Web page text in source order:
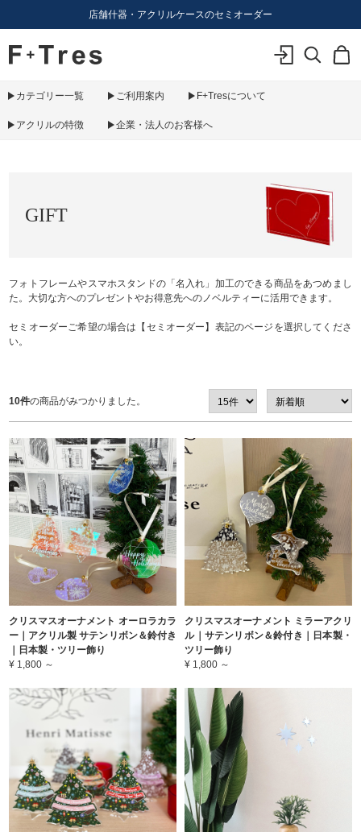
F+Tres｜エフ プラス トレス｜material figure experience
店舗什器・アクリルケースのセミオーダー
カテゴリー一覧 ご利用案内 F+Tresについて
アクリルの特徴 企業・法人のお客様へ
GIFT
フォトフレームやスマホスタンドの「名入れ」加工のできる商品をあつめまし
た。大切な方へのプレゼントやお得意先へのノベルティーに活用できます。
セミオーダーご希望の場合は【セミオーダー】表記のページを選択してくださ
い。
10件の商品がみつかりました。
クリスマスオーナメント オーロラカラ
ー｜アクリル製 サテンリボン＆鈴付き
｜日本製・ツリー飾り
¥ 1,800 ～
クリスマスオーナメント ミラーアクリ
ル｜サテンリボン＆鈴付き｜日本製・
ツリー飾り
¥ 1,800 ～